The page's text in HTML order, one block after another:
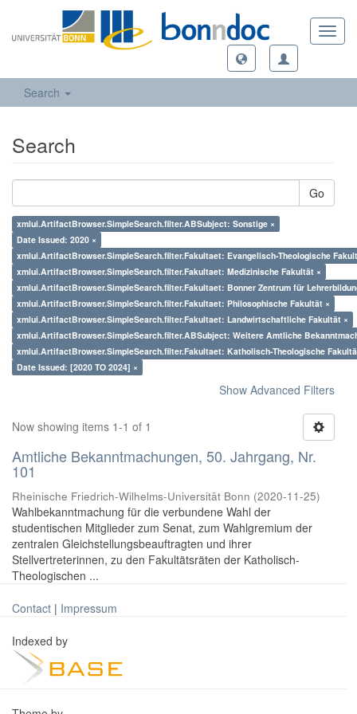
Search
Search
Go
xmlui.ArtifactBrowser.SimpleSearch.filter.ABSubject: Sonstige ×
Date Issued: 2020 ×
xmlui.ArtifactBrowser.SimpleSearch.filter.Fakultaet: Evangelisch-Theologische
xmlui.ArtifactBrowser.SimpleSearch.filter.Fakultaet: Medizinische Fakultät ×
xmlui.ArtifactBrowser.SimpleSearch.filter.Fakultaet: Bonner Zentrum für
xmlui.ArtifactBrowser.SimpleSearch.filter.Fakultaet: Philosophische Fakultät ×
xmlui.ArtifactBrowser.SimpleSearch.filter.Fakultaet: Landwirtschaftliche Fakultät ×
xmlui.ArtifactBrowser.SimpleSearch.filter.ABSubject: Weitere Amtliche
xmlui.ArtifactBrowser.SimpleSearch.filter.Fakultaet: Katholisch-Theologische
Date Issued: [2020 TO 2024] ×
Show Advanced Filters
Now showing items 1-1 of 1
Amtliche Bekanntmachungen, 50. Jahrgang, Nr.
101
Rheinische Friedrich-Wilhelms-Universität Bonn (2020-11-25)
Wahlbekanntmachung für die verbundene Wahl der
studentischen Mitglieder zum Senat, zum Wahlgremium der
zentralen Gleichstellungsbeauftragten und ihrer
Stellvertreterinnen, zu den Fakultätsräten der Katholisch-
Theologischen ...
Contact | Impressum
Indexed by